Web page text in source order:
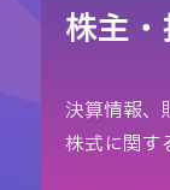
株主
決算情報、
株式に関す